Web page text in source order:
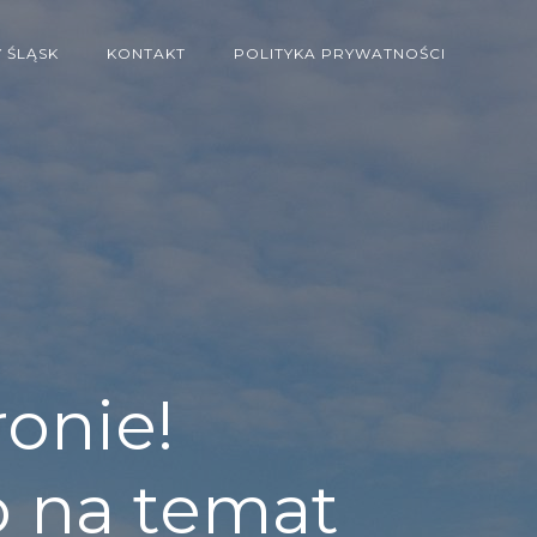
ŚLĄSK KONTAKT POLITYKA PRYWATNOŚCI
na temat